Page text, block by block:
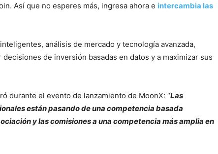
Así que no esperes más, ingresa ahora e intercambia las
análisis de mercado y tecnología avanzada,
de inversión basadas en datos y a maximizar sus
durante el evento de lanzamiento de MoonX: “Las
están pasando de una competencia basada
y las comisiones a una competencia más amplia en